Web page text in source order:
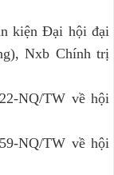
kiện Đại hội đại
Nxb Chính trị
NQ/TW về hội
NQ/TW về hội